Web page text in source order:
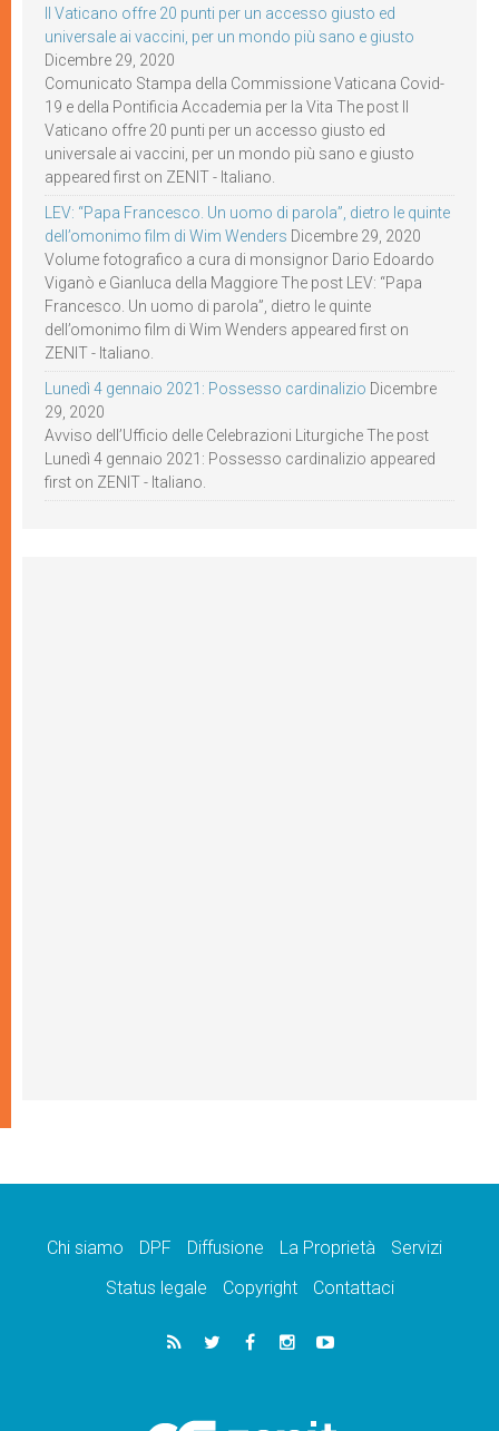
Il Vaticano offre 20 punti per un accesso giusto ed
universale ai vaccini, per un mondo più sano e giusto
Dicembre 29, 2020
Comunicato Stampa della Commissione Vaticana Covid-
19 e della Pontificia Accademia per la Vita The post Il
Vaticano offre 20 punti per un accesso giusto ed
universale ai vaccini, per un mondo più sano e giusto
appeared first on ZENIT - Italiano.
LEV: “Papa Francesco. Un uomo di parola”, dietro le quinte
dell’omonimo film di Wim Wenders Dicembre 29, 2020
Volume fotografico a cura di monsignor Dario Edoardo
Viganò e Gianluca della Maggiore The post LEV: “Papa
Francesco. Un uomo di parola”, dietro le quinte
dell’omonimo film di Wim Wenders appeared first on
ZENIT - Italiano.
Lunedì 4 gennaio 2021: Possesso cardinalizio Dicembre
29, 2020
Avviso dell’Ufficio delle Celebrazioni Liturgiche The post
Lunedì 4 gennaio 2021: Possesso cardinalizio appeared
first on ZENIT - Italiano.
Chi siamo DPF Diffusione La Proprietà
Servizi
Status legale
Copyright Contattaci